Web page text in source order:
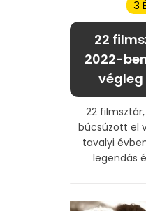
3
22
2022-
22
búcsúzott el
tavalyi
legendás